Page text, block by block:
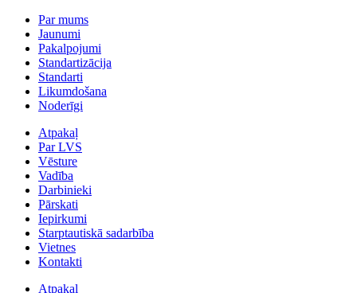
Par mums
Jaunumi
Pakalpojumi
Standartizācija
Standarti
Likumdošana
Noderīgi
Atpakaļ
Par LVS
Vēsture
Vadība
Darbinieki
Pārskati
Iepirkumi
Starptautiskā sadarbība
Vietnes
Kontakti
Atpakaļ